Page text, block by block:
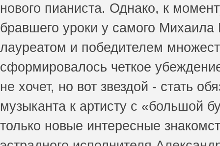
нового пианиста. Однако, к
бравшего уроки у самого
лауреатом и победителем
сформировалось четкое
не хочет, но вот звездой - стать
музыканта к артисту с «большой
только новые интересные